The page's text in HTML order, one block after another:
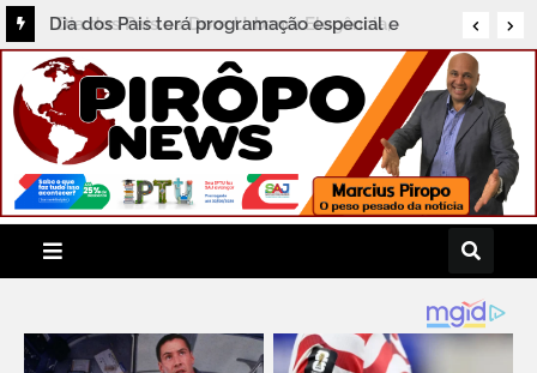
Dia dos Pais terá programação especial e
Feijoada Histórica no Grupo Porto Seguro de
Hotéis